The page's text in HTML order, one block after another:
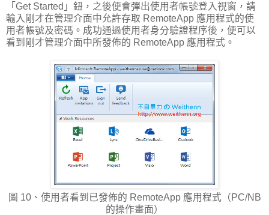
「Get Started」鈕，之後便會彈出使用者帳號登入視窗，請
輸入剛才在管理介面中允許存取 RemoteApp 應用程式的使
用者帳號及密碼。成功通過使用者身分驗證程序後，便可以
看到剛才管理介面中所發佈的 RemoteApp 應用程式。
圖 10、使用者看到已發佈的 RemoteApp 應用程式（PC/NB
的操作畫面）